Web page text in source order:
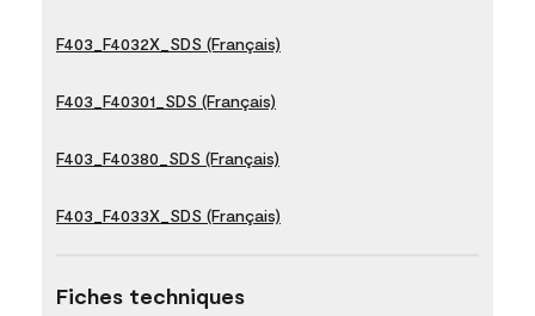
F403_F4032X_SDS (Français)
F403_F40301_SDS (Français)
F403_F40380_SDS (Français)
F403_F4033X_SDS (Français)
Fiches techniques